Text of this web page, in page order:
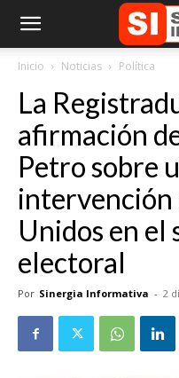
Inicio Noticias Política
La
afirmación
Petro sobre
intervención
Unidos en
electoral
Por Sinergia Informativa - 2